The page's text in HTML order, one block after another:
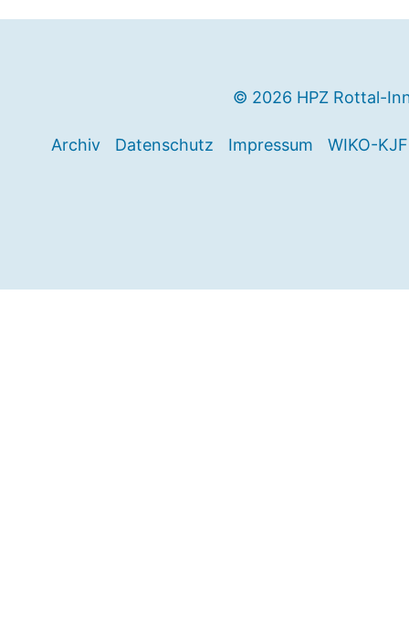
© 2026 HPZ Rottal-
Archiv Datenschutz Impressum WIKO-KJF